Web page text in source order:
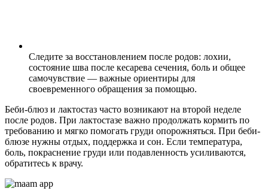
Следите за восстановлением после родов: лохии,
состояние шва после кесарева сечения, боль и общее
самочувствие — важные ориентиры для
своевременного обращения за помощью.
Беби-блюз и лактостаз часто возникают на второй неделе
после родов. При лактостазе важно продолжать кормить по
требованию и мягко помогать груди опорожняться. При беби-
блюзе нужны отдых, поддержка и сон. Если температура,
боль, покраснение груди или подавленность усиливаются,
обратитесь к врачу.